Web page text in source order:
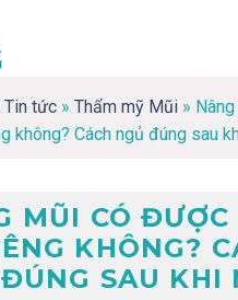
Tin tức » Thẩm mỹ Mũi »
không? Cách ngủ đúng sau
MŨI CÓ ĐƯỢC
KHÔNG?
SAU KHI